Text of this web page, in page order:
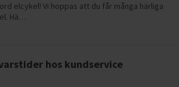
elcykel! Vi hoppas att du får många härliga
Hä…
hos kundservice